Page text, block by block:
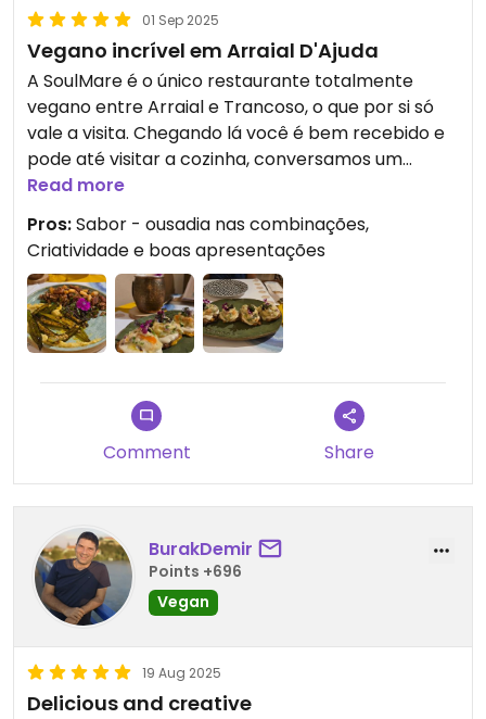
Relação custo-benefício excelente para uma
experiência de alto padrão em plant-based, com
muita qualidade e sabor.
O Soul Maré, sob a visão dos grandes chefs Elenis
e Mariano, entrega uma jornada culinária a base
de plantas (plant-based) que conecta alma,
sabor e prazer. Recomendo demais para quem
busca uma experiência memorável em Arraial
d’Ajuda.
Nota máxima em todos os quesitos.
01 Sep 2025
Vegano incrível em Arraial D'Ajuda
A SoulMare é o único restaurante totalmente
vegano entre Arraial e Trancoso, o que por si só
vale a visita. Chegando lá você é bem recebido e
pode até visitar a cozinha, conversamos um
pouco com a proprietária e descobrimos que ela
que infelizmente ela fechou para abrir a SoulMare.
Os pratos são deliciosos e com combinações
muito bem pensadas e trabalhadas. Amamos e
recomendações de olhos fechados!
Read more
Pros:Sabor - ousadia nas combinações,
Criatividade e boas apresentações
Comment Share
BurakDemir
Points +696
Vegan
19 Aug 2025
Delicious and creative